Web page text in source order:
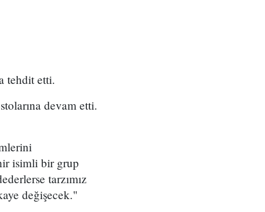
tehdit etti.
devam etti.
isimli bir grup
tarzımız
değişecek."